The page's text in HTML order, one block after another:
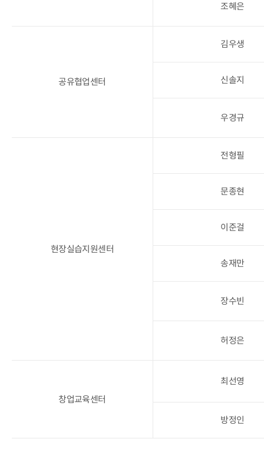
조혜은
공유협업센터
김우생
신솔지
우경규
현장실습지원센터
전형필
문종현
이준걸
송재만
장수빈
허정은
창업교육센터
최선영
방정인